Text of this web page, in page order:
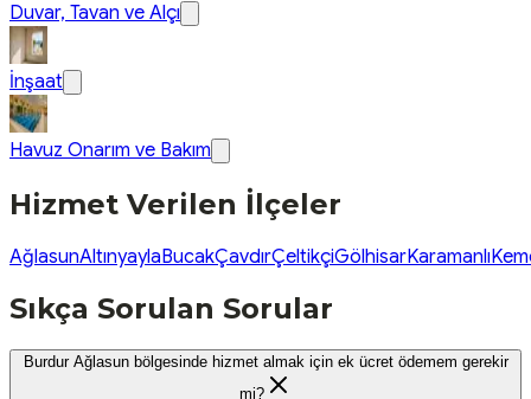
Duvar, Tavan ve Alçı
İnşaat
Havuz Onarım ve Bakım
Hizmet Verilen İlçeler
AğlasunAltınyaylaBucakÇavdırÇeltikçiGölhisarKaramanlı
Sıkça Sorulan Sorular
Burdur Ağlasun bölgesinde hizmet almak için ek ücret ödemem gerekir
mi?